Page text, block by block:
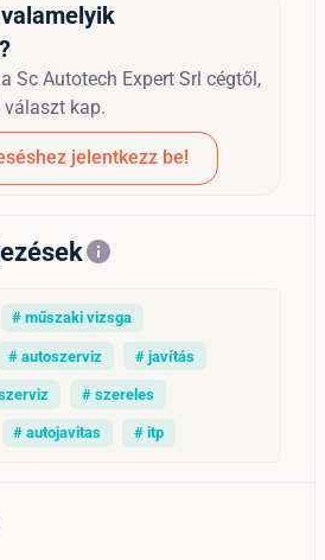
Sc Autotech Expert Srl cégtől,
kap.
jelentkezz be!
info
# műszaki vizsga
# autoszerviz # javítás
# szereles
# autojavitas # itp